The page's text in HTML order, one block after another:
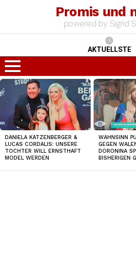
Promis und
powered by Sigrid
AKTUELLSTE
Menu
TOP
NEWS
DANIELA KATZENBERGER &
LUCAS CORDALIS: UNSERE
TOCHTER WILL ERNSTHAFT
MODEL WERDEN
WAHNSINN
GEGEN
DORONINA
BISHERIGEN